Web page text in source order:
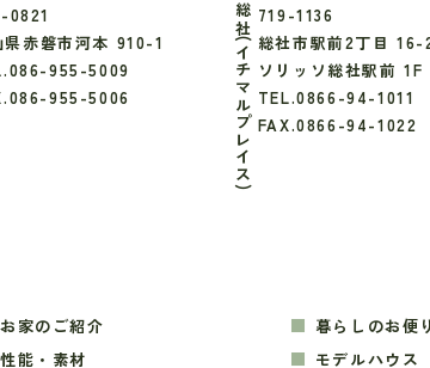
0821
県赤磐市河本 910-1
955-5009
955-5006
総社(イチマルプレイス) 719-1136
総社市駅前2丁目 16-
ソリッソ総社駅前 1F
TEL.0866-94-1011
FAX.0866-94-1022
お家のご紹介
性能・素材
暮らしのお便
モデルハウス